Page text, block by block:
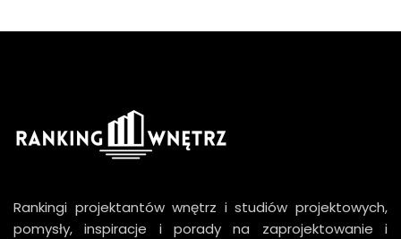
Rankingi projektantów wnętrz i studiów projektowych,
pomysły, inspiracje i porady na zaprojektowanie i